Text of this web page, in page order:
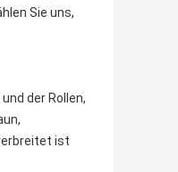
Sie uns,
der Rollen,
ist